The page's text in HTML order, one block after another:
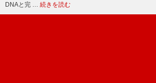
DNAと完 … 続きを読む